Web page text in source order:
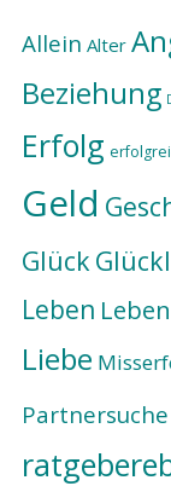
Allein Alter
Beziehung
Erfolg
Geld
Glück
Leben
Liebe
Partnersuche